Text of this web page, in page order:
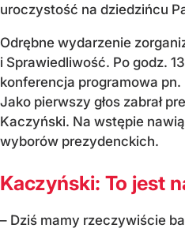
uroczystość na dziedzińcu
Odrębne wydarzenie
i Sprawiedliwość. Po godz.
konferencja programowa
Jako pierwszy głos zabrał
Kaczyński. Na wstępie
wyborów prezydenckich.
Kaczyński: To jest
– Dziś mamy rzeczywiście